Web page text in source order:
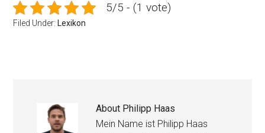
5/5 - (1 vote)
Filed Under: Lexikon
About Philipp Haas
Mein Name ist Philipp Haas